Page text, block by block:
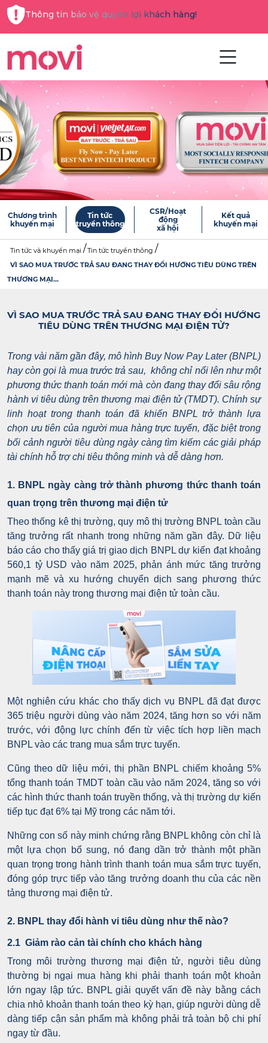
Thông tin bảo vệ quyền lợi khách hàng!
Chương trình
khuyến mại
Tin tức
truyền thông
CSR/Hoạt
động
xã hội
Kết quả
khuyến mại
Tin tức và khuyến mại
Tin tức truyền thông
VÌ SAO MUA TRƯỚC TRẢ SAU ĐANG THAY ĐỔI HƯỚNG TIÊU DÙNG TRÊN
THƯƠNG MẠI...
VÌ SAO MUA TRƯỚC TRẢ SAU ĐANG THAY ĐỔI HƯỚNG
TIÊU DÙNG TRÊN THƯƠNG MẠI ĐIỆN TỬ?
Trong vài năm gần đây, mô hình Buy Now Pay Later (BNPL)
hay còn gọi là mua trước trả sau, không chỉ nổi lên như một
phương thức thanh toán mới mà còn đang thay đổi sâu rộng
hành vi tiêu dùng trên thương mại điện tử (TMDT). Chính sự
linh hoạt trong thanh toán đã khiến BNPL trở thành lựa
chọn ưu tiên của người mua hàng trực tuyến, đặc biệt trong
bối cảnh người tiêu dùng ngày càng tìm kiếm các giải pháp
tài chính hỗ trợ chi tiêu thông minh và dễ dàng hơn.
1. BNPL ngày càng trở thành phương thức thanh toán
quan trọng trên thương mại điện tử
Theo thống kê thị trường, quy mô thị trường BNPL toàn cầu
tăng trưởng rất nhanh trong những năm gần đây. Dữ liệu
báo cáo cho thấy giá trị giao dịch BNPL dự kiến đạt khoảng
560,1 tỷ USD vào năm 2025, phản ánh mức tăng trưởng
mạnh mẽ và xu hướng chuyển dịch sang phương thức
thanh toán này trong thương mại điện tử toàn cầu.
Một nghiên cứu khác cho thấy dịch vụ BNPL đã đạt được
365 triệu người dùng vào năm 2024, tăng hơn so với năm
trước, với động lực chính đến từ việc tích hợp liền mạch
BNPL vào các trang mua sắm trực tuyến.
Cũng theo dữ liệu mới, thị phần BNPL chiếm khoảng 5%
tổng thanh toán TMDT toàn cầu vào năm 2024, tăng so với
các hình thức thanh toán truyền thống, và thị trường dự kiến
tiếp tục đạt 6% tại Mỹ trong các năm tới.
Những con số này minh chứng rằng BNPL không còn chỉ là
một lựa chọn bổ sung, nó đang dần trở thành một phần
quan trọng trong hành trình thanh toán mua sắm trực tuyến,
đóng góp trực tiếp vào tăng trưởng doanh thu của các nền
tảng thương mại điện tử.
2. BNPL thay đổi hành vi tiêu dùng như thế nào?
2.1 Giảm rào cản tài chính cho khách hàng
Trong môi trường thương mại điện tử, người tiêu dùng
thường bị ngại mua hàng khi phải thanh toán một khoản
lớn ngay lập tức. BNPL giải quyết vấn đề này bằng cách
chia nhỏ khoản thanh toán theo kỳ hạn, giúp người dùng dễ
dàng tiếp cận sản phẩm mà không phải trả toàn bộ chi phí
ngay từ đầu.